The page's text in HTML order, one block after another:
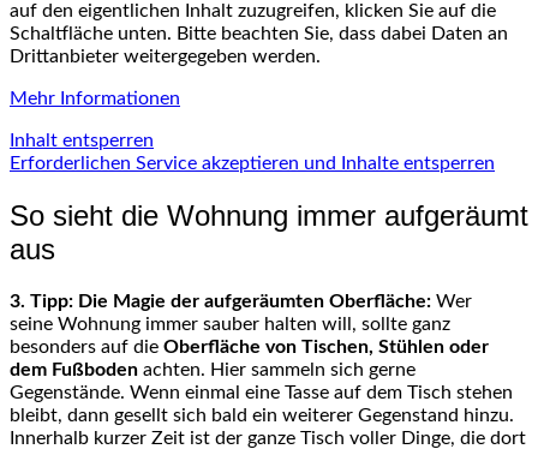
auf den eigentlichen Inhalt zuzugreifen, klicken Sie auf die
Schaltfläche unten. Bitte beachten Sie, dass dabei Daten an
Drittanbieter weitergegeben werden.
Mehr Informationen
Inhalt entsperren
Erforderlichen Service akzeptieren und Inhalte entsperren
So sieht die Wohnung immer aufgeräumt
aus
3. Tipp: Die Magie der aufgeräumten Oberfläche: Wer
seine Wohnung immer sauber halten will, sollte ganz
besonders auf die Oberfläche von Tischen, Stühlen oder
dem Fußboden achten. Hier sammeln sich gerne
Gegenstände. Wenn einmal eine Tasse auf dem Tisch stehen
bleibt, dann gesellt sich bald ein weiterer Gegenstand hinzu.
Innerhalb kurzer Zeit ist der ganze Tisch voller Dinge, die dort